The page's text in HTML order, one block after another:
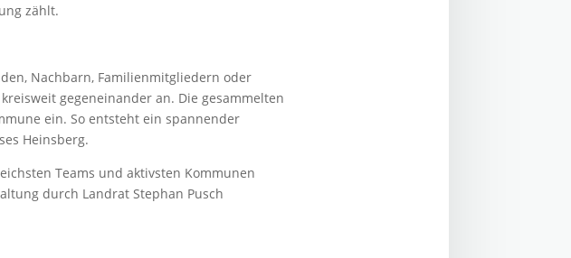
zählt.
Nachbarn, Familienmitgliedern oder
gegeneinander an. Die gesammelten
ein. So entsteht ein spannender
Heinsberg.
Teams und aktivsten Kommunen
durch Landrat Stephan Pusch